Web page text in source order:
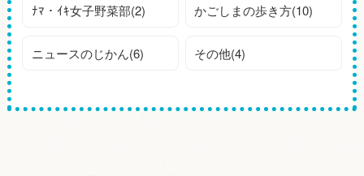
ﾅﾏ・ｲｷ女子野菜部(2) かごしまの歩き方(10)
ニュースのじかん(6) その他(4)